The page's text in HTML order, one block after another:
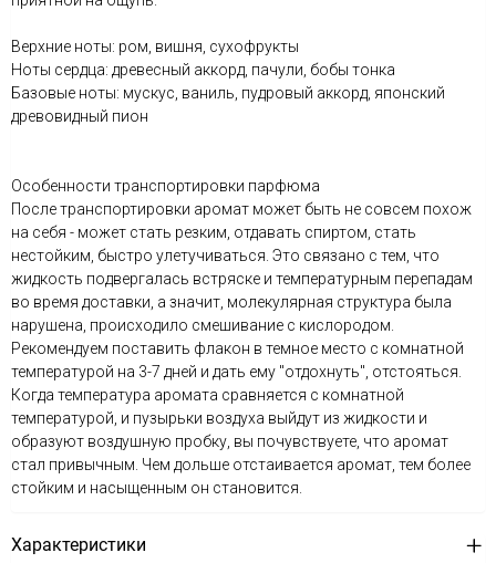
Верхние ноты: ром, вишня, сухофрукты
Ноты сердца: древесный аккорд, пачули, бобы тонка
Базовые ноты: мускус, ваниль, пудровый аккорд, японский
древовидный пион
Особенности транспортировки парфюма
После транспортировки аромат может быть не совсем похож
на себя - может стать резким, отдавать спиртом, стать
нестойким, быстро улетучиваться. Это связано с тем, что
жидкость подвергалась встряске и температурным перепадам
во время доставки, а значит, молекулярная структура была
нарушена, происходило смешивание с кислородом.
Рекомендуем поставить флакон в темное место с комнатной
температурой на 3-7 дней и дать ему "отдохнуть", отстояться.
Когда температура аромата сравняется с комнатной
температурой, и пузырьки воздуха выйдут из жидкости и
образуют воздушную пробку, вы почувствуете, что аромат
стал привычным. Чем дольше отстаивается аромат, тем более
стойким и насыщенным он становится.
Характеристики